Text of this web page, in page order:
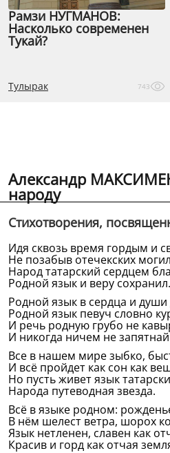
Рамзи НУГМАНОВ:
Насколько современен
Тукай?
Тулырак 743
Александр
народу
Стихотворения,
Идя сквозь время гордым и
Не позабыв отечекских
Народ татарский сердцем
Родной язык и веру сохранил.
Родной язык в сердца и души
Родной язык певуч словно
И речь родную грубо не
И никогда ничем не
Все в нашем мире зыбко,
И всё пройдет как сон как
Но пусть живет язык
Народа путеводная звезда.
Всё в языке родном:
В нём шелест ветра, шорох
Язык нетленен, славен как
Красив и горд как отчая